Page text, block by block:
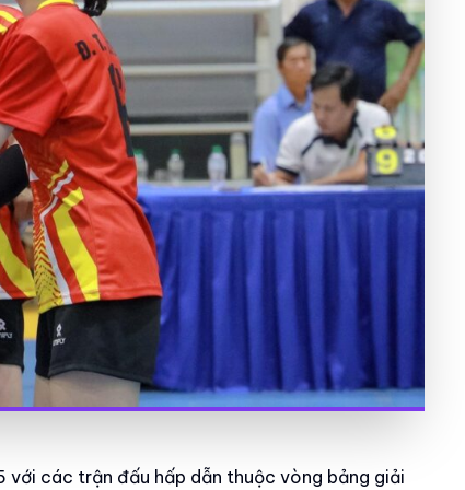
các trận đấu hấp dẫn thuộc vòng bảng giải